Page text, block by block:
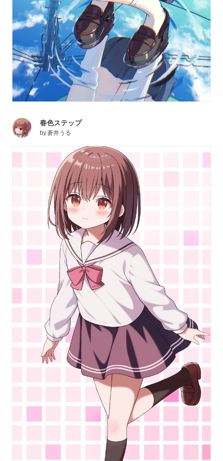
春色ステップ
by蒼井うる